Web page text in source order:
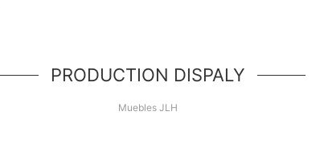
PRODUCTION DISPALY
Muebles JLH